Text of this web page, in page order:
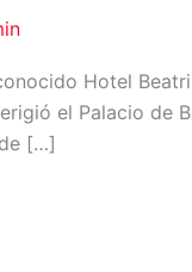
Hotel
el Palacio de
[…]